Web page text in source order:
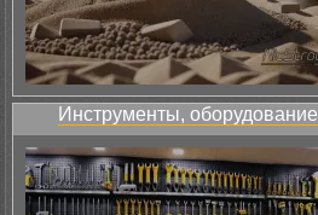
Инструменты, оборудование